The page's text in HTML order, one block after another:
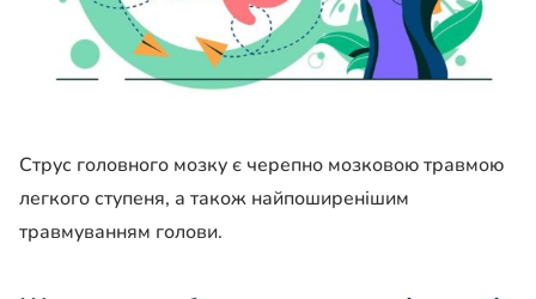
Струс головного мозку є черепно мозковою травмою
легкого ступеня, а також найпоширенішим
травмуванням голови.